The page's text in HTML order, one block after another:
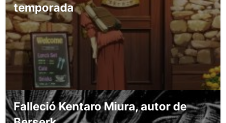
temporada
Falleció Kentaro Miura, autor de